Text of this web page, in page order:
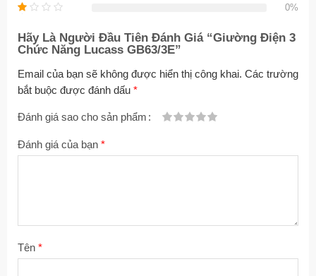
0%
Hãy Là Người Đầu Tiên Đánh Giá “Giường Điện 3
Chức Năng Lucass GB63/3E”
Email của bạn sẽ không được hiển thị công khai. Các trường
bắt buộc được đánh dấu *
Đánh giá sao cho sản phẩm
Đánh giá của bạn *
Tên *